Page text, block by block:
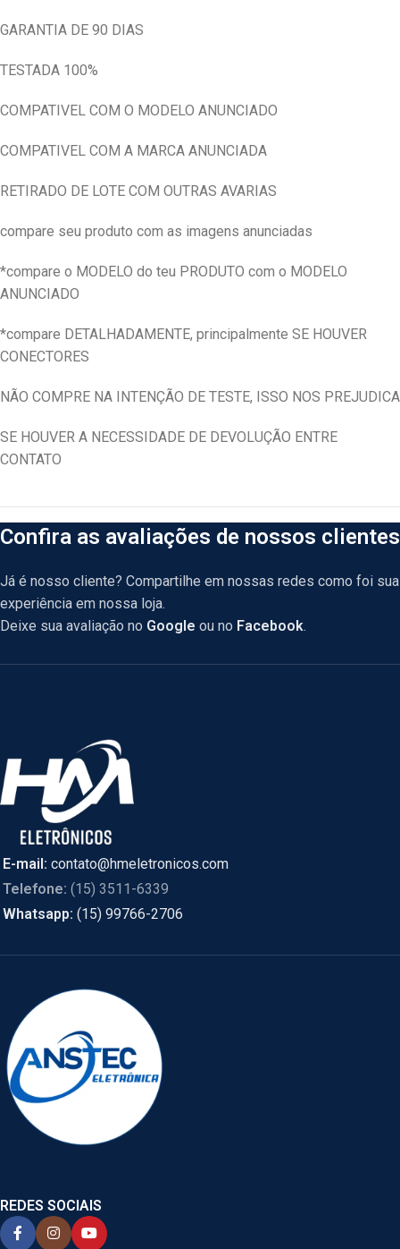
GARANTIA DE 90 DIAS
TESTADA 100%
COMPATIVEL COM O MODELO ANUNCIADO
COMPATIVEL COM A MARCA ANUNCIADA
RETIRADO DE LOTE COM OUTRAS AVARIAS
compare seu produto com as imagens anunciadas
*compare o MODELO do teu PRODUTO com o MODELO
ANUNCIADO
*compare DETALHADAMENTE, principalmente SE HOUVER
CONECTORES
NÃO COMPRE NA INTENÇÃO DE TESTE, ISSO NOS PREJUDICA
SE HOUVER A NECESSIDADE DE DEVOLUÇÃO ENTRE
CONTATO
Confira as avaliações de nossos clientes
Já é nosso cliente? Compartilhe em nossas redes como foi sua
experiência em nossa loja.
Deixe sua avaliação no Google ou no Facebook.
E-mail: contato@hmeletronicos.com
Telefone: (15) 3511-6339
Whatsapp: (15) 99766-2706
REDES SOCIAIS